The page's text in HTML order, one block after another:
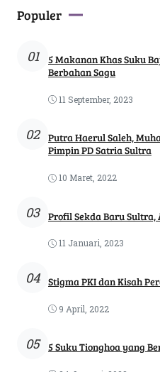
Populer
01
5 Makanan Khas Suku
Berbahan Sagu
11 September, 2023
02
Putra Haerul Saleh,
Pimpin PD Satria Sultra
10 Maret, 2022
03 Profil Sekda Baru Sultra,
11 Januari, 2023
04 Stigma PKI dan Kisah
9 April, 2022
05 5 Suku Tionghoa yang